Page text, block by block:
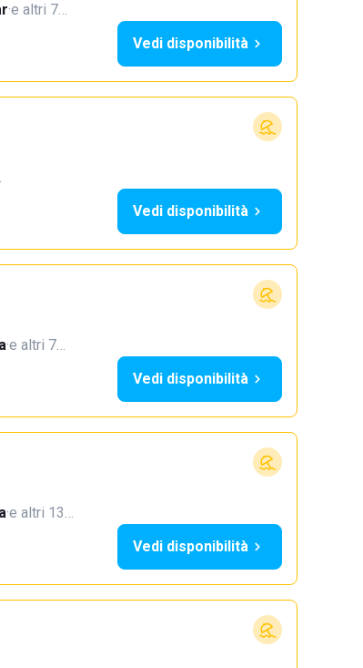
·e altri 7…
Vedi disponibilità
Vedi disponibilità
·e altri 7…
Vedi disponibilità
·e altri 13…
Vedi disponibilità